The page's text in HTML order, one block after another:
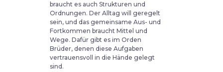
braucht es auch Strukturen und
Ordnungen. Der Alltag will geregelt
sein, und das gemeinsame Aus- und
Fortkommen braucht Mittel und
Wege. Dafür gibt es im Orden
Brüder, denen diese Aufgaben
vertrauensvoll in die Hände gelegt
sind.